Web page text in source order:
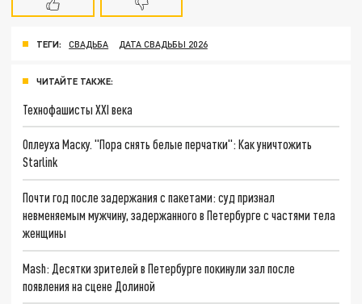
ТЕГИ: СВАДЬБА ДАТА СВАДЬБЫ 2026
ЧИТАЙТЕ ТАКЖЕ:
Технофашисты XXI века
Оплеуха Маску. "Пора снять белые перчатки": Как уничтожить
Starlink
Почти год после задержания с пакетами: суд признал
невменяемым мужчину, задержанного в Петербурге с частями тела
женщины
Mash: Десятки зрителей в Петербурге покинули зал после
появления на сцене Долиной